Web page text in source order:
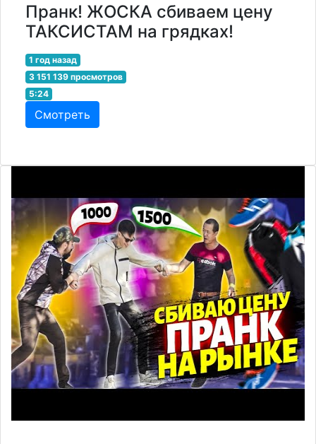
Пранк! ЖОСКА сбиваем цену
ТАКСИСТАМ на грядках!
1 год назад
3 151 139 просмотров
5:24
Смотреть